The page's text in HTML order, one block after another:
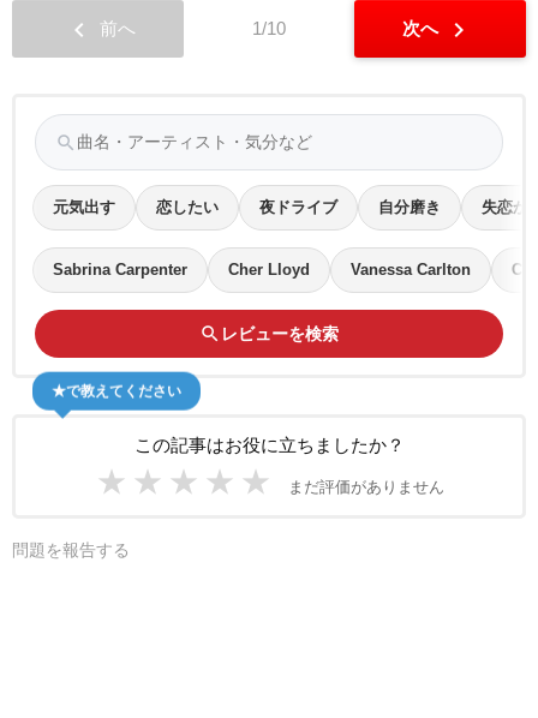
chevron_left 前へ 1/10 次へ chevron_right
search
元気出す 恋したい 夜ドライブ 自分磨き 失恋か
Sabrina Carpenter Cher Lloyd Vanessa Carlton
search レビューを検索
この記事はお役に立ちましたか？
★ ★ ★ ★ ★ まだ評価がありません
★で教えてください
問題を報告する